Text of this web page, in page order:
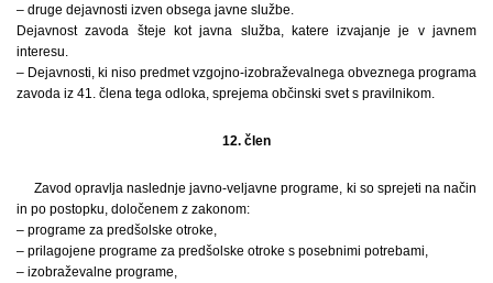
– druge dejavnosti izven obsega javne službe.
Dejavnost zavoda šteje kot javna služba, katere izvajanje je v javnem
interesu.
– Dejavnosti, ki niso predmet vzgojno-izobraževalnega obveznega programa
zavoda iz 41. člena tega odloka, sprejema občinski svet s pravilnikom.
12. člen
Zavod opravlja naslednje javno-veljavne programe, ki so sprejeti na način
in po postopku, določenem z zakonom:
– programe za predšolske otroke,
– prilagojene programe za predšolske otroke s posebnimi potrebami,
– izobraževalne programe,